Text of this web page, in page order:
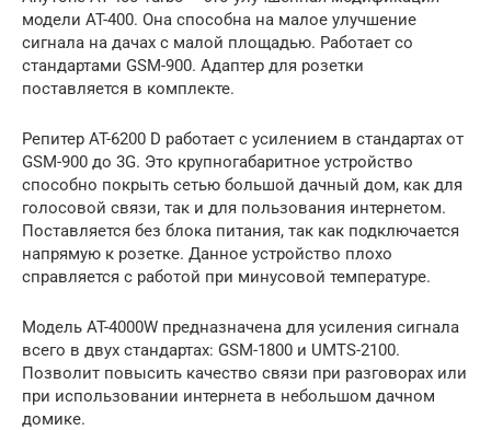
модели AT-400. Она способна на малое улучшение
сигнала на дачах с малой площадью. Работает со
стандартами GSM-900. Адаптер для розетки
поставляется в комплекте.
Репитер AT-6200 D работает с усилением в стандартах от
GSM-900 до 3G. Это крупногабаритное устройство
способно покрыть сетью большой дачный дом, как для
голосовой связи, так и для пользования интернетом.
Поставляется без блока питания, так как подключается
напрямую к розетке. Данное устройство плохо
справляется с работой при минусовой температуре.
Модель AT-4000W предназначена для усиления сигнала
всего в двух стандартах: GSM-1800 и UMTS-2100.
Позволит повысить качество связи при разговорах или
при использовании интернета в небольшом дачном
домике.